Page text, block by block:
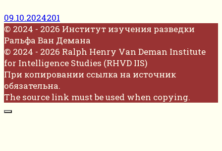
09.10.2024201
© 2024 - 2026 Институт изучения разведки
Ральфа Ван Демана
© 2024 - 2026 Ralph Henry Van Deman Institute
for Intelligence Studies (RHVD IIS)
При копировании ссылка на источник
обязательна.
The source link must be used when copying.